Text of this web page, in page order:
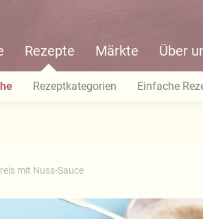
Rezepte Märkte Über
Rezeptkategorien Einfache
mit Nuss-Sauce